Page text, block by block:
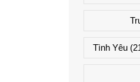
Tình Yêu